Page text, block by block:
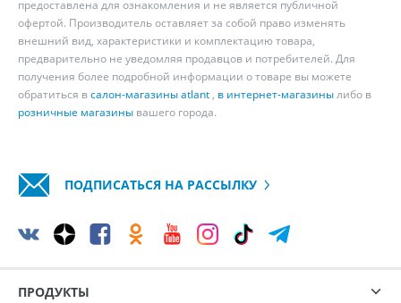
предоставлена для ознакомления и не является публичной
офертой. Производитель оставляет за собой право изменять
внешний вид, характеристики и комплектацию товара,
предварительно не уведомляя продавцов и потребителей. Для
получения более подробной информации о товаре вы можете
обратиться всалон-магазины atlant , в интернет-магазинылибо в
розничные магазины вашего города.
ПОДПИСАТЬСЯ НА РАССЫЛКУ
ПРОДУКТЫ